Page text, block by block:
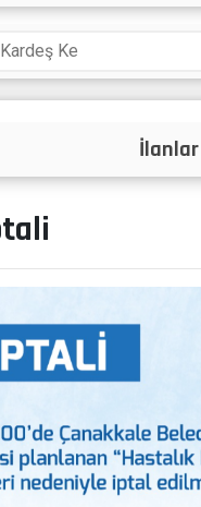
Projeler